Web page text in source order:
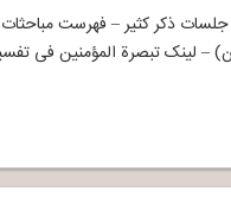
ذکر کثیر – فهرست
– لینک تبصرة المؤمنین فی